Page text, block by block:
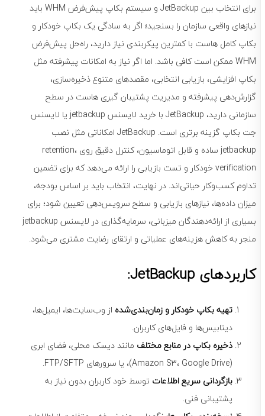
برای انتخاب بین JetBackup و سیستم بکاپ پیش‌فرض WHM باید
نیازهای واقعی سازمان را بسنجید؛ اگر به سادگی یک بکاپ خودکار و
بکاپ کامل هاست با کمترین پیکربندی نیاز دارید، راه‌حل پیش‌فرض
WHM ممکن است کافی باشد. اما اگر نیاز به امکانات پیشرفته مثل
بکاپ افزایشی، بازیابی انتخابی، مقصدهای متنوع ذخیره‌سازی،
گزارش‌دهی پیشرفته و مدیریت پشتیبان گیری هاست در سطح
سازمانی دارید، JetBackup با خرید لایسنس jetbackup یا لایسنس
جت بکاپ گزینه برتری است. JetBackup امکاناتی مثل نصب
jetbackup ساده و قابل اتوماسیون، کنترل دقیق روی retention،
verification خودکار و تست بازیابی را ارائه می‌دهد که برای تضمین
تداوم کسب‌وکار حیاتی‌اند. در نهایت، انتخاب باید بر اساس بودجه،
میزان داده‌ها، نیازهای بازیابی و سطح سرویس‌دهی تعیین شود؛ برای
بسیاری از ارائه‌دهندگان میزبانی، سرمایه‌گذاری در لایسنس jetbackup
منجر به کاهش هزینه‌های عملیاتی و ارتقای رضایت مشتری می‌شود.
کاربردهای JetBackup:
تهیه بکاپ خودکار و زمان‌بندی‌شدهاز وب‌سایت‌ها، ایمیل‌ها،
دیتابیس‌ها و فایل‌های کاربران.
ذخیره بکاپ در منابع مختلفمانند دیسک محلی، فضای ابری
بازگردانی سریع اطلاعاتتوسط خود کاربران بدون نیاز به
پشتیبانی فنی.